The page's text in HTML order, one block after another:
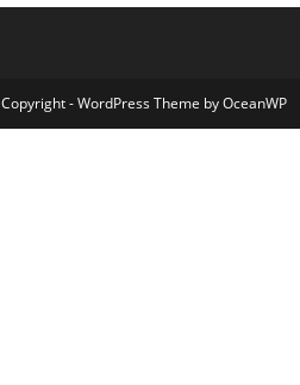
Copyright - WordPress Theme by OceanWP